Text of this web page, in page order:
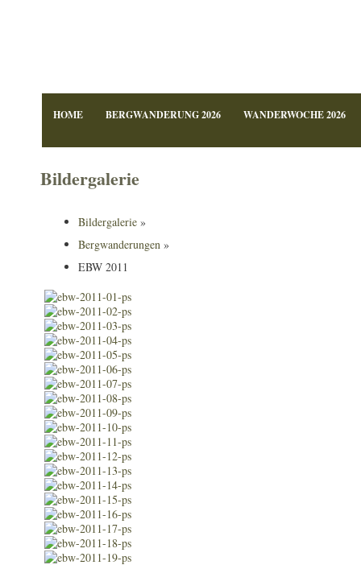
HOME BERGWANDERUNG 2026 WANDERWOCHE 2026
Bildergalerie
Bildergalerie »
Bergwanderungen »
EBW 2011